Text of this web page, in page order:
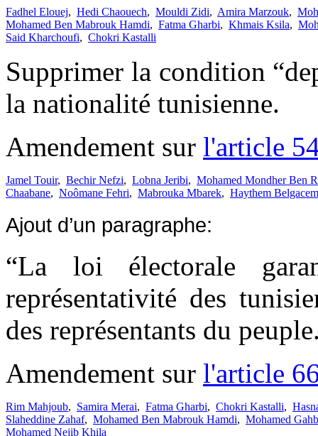
Fadhel Elouej, Hedi Chaouech, Mouldi Zidi, Amira Marzouk,
Mohamed Ben Mabrouk Hamdi, Fatma Gharbi, Khmais Ksila,
Said Kharchoufi, Chokri Kastalli
Supprimer la condition
la nationalité tunisienne.
Amendement sur l'article
Jamel Touir, Bechir Nefzi, Lobna Jeribi, Mohamed Mondher Ben
Chaabane, Noômane Fehri, Mabrouka Mbarek, Haythem Belgacem
Ajout d’un paragraphe:
“La loi électorale
représentativité des
des représentants du
Amendement sur l'article
Rim Mahjoub, Samira Merai, Fatma Gharbi, Chokri Kastalli,
Slaheddine Zahaf, Mohamed Ben Mabrouk Hamdi, Mohamed
Mohamed Nejib Khila